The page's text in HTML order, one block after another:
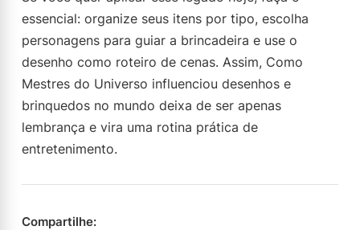
essencial: organize seus itens por tipo, escolha
personagens para guiar a brincadeira e use o
desenho como roteiro de cenas. Assim, Como
Mestres do Universo influenciou desenhos e
brinquedos no mundo deixa de ser apenas
lembrança e vira uma rotina prática de
entretenimento.
Compartilhe: